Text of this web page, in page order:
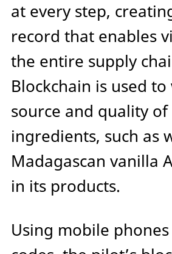
at every step,
record that enables
the entire supply
Blockchain is used
source and quality of
ingredients, such as
Madagascan vanilla
in its products.
Using mobile phones